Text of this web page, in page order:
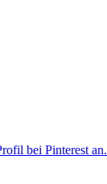
bei Pinterest an.